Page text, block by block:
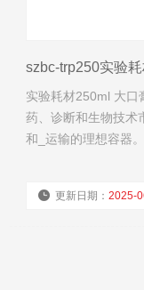
szbc-trp250实验
实验耗材250ml 大口
药、诊断和生物技术
和_运输的理想容器。
更新日期：2025-